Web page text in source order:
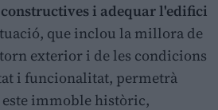
i adequar l'edifici
que inclou la millora de
exterior i de les condicions
i funcionalitat, permetrà
immoble històric,